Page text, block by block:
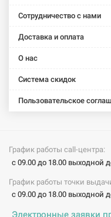
Сотрудничество с нами
Доставка и оплата
О нас
Система скидок
Пользовательское
График работы call-центра:
с 09.00 до 18.00 выходной
График работы точки
с 09.00 до 18.00 выходной
Электронные заявки